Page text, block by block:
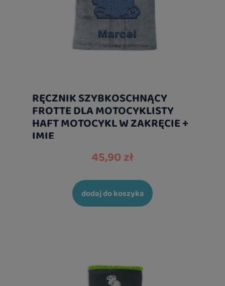
RĘCZNIK SZYBKOSCHNĄCY
FROTTE DLA MOTOCYKLISTY
HAFT MOTOCYKL W ZAKRĘCIE +
IMIĘ
45,90 zł
dodaj do koszyka